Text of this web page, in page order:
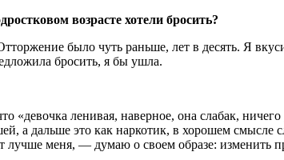
возрасте хотели бросить?
было чуть раньше, лет в десять. Я
бросить, я бы ушла.
ленивая, наверное, она слабак,
а дальше это как наркотик, в хорошем смысле
лучше меня, — думаю о своем образе: изменить